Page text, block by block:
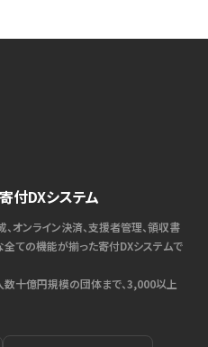
付DXシステム
オンライン決済、支援者管理、領収書
全ての機能が揃った寄付DXシステムで
十億円規模の団体まで、3,000以上